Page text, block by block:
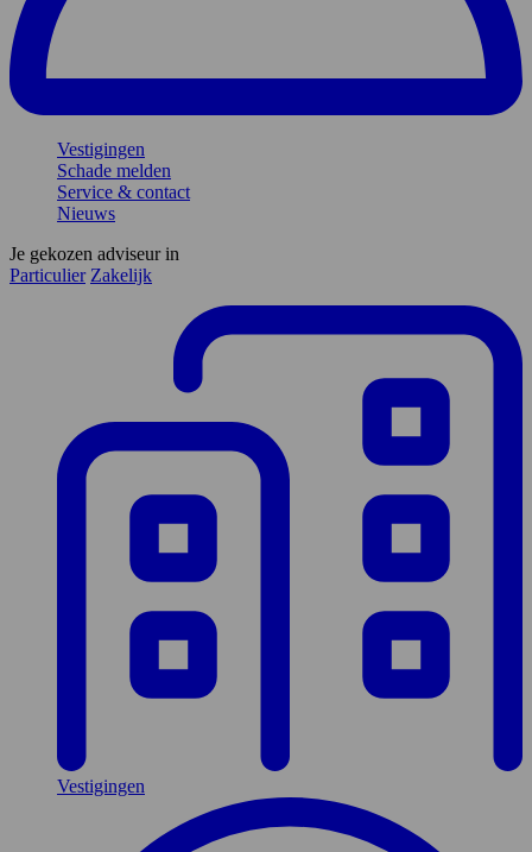
Vestigingen
Schade melden
Service & contact
Nieuws
Je gekozen adviseur in
Particulier Zakelijk
Vestigingen